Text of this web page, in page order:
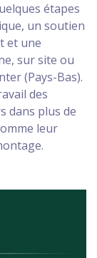
étapes
un soutien
et une
sur site ou
(Pays-Bas).
des
dans plus de
leur